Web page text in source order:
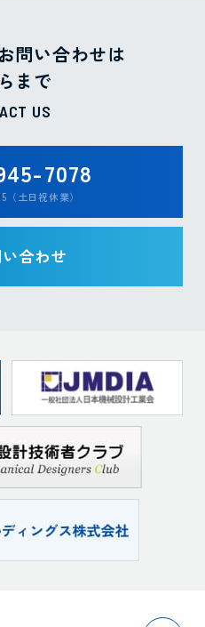
問い合わせは
まで
US
7078
（土日祝休業）
合わせ